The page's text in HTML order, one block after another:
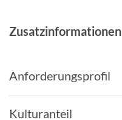
Zusatzinformationen
Anforderungsprofil
Kulturanteil